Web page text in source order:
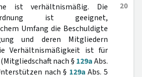
20
ist verhältnismäßig. Die
ist geeignet,
Umfang die Beschuldigte
und deren Mitgliedern
Verhältnismäßigkeit ist für
nach § 129aAbs.
nach § 129a Abs. 5